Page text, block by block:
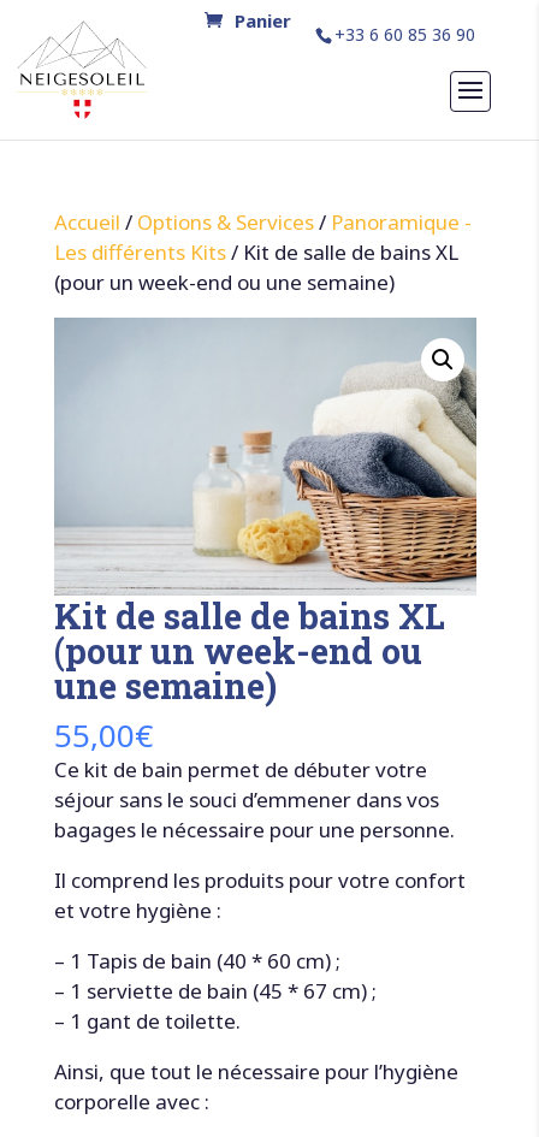
+33 6 60 85 36 90
Accueil / Options & Services/ Panoramique -
Les différents Kits/ Kit de salle de bains XL
(pour un week-end ou une semaine)
Kit de salle de bains XL
(pour un week-end ou
une semaine)
55,00€
Ce kit de bain permet de débuter votre
séjour sans le souci d’emmener dans vos
bagages le nécessaire pour une personne.
Il comprend les produits pour votre confort
et votre hygiène :
– 1 Tapis de bain (40 * 60 cm) ;
– 1 serviette de bain (45 * 67 cm) ;
– 1 gant de toilette.
Ainsi, que tout le nécessaire pour l’hygiène
corporelle avec :